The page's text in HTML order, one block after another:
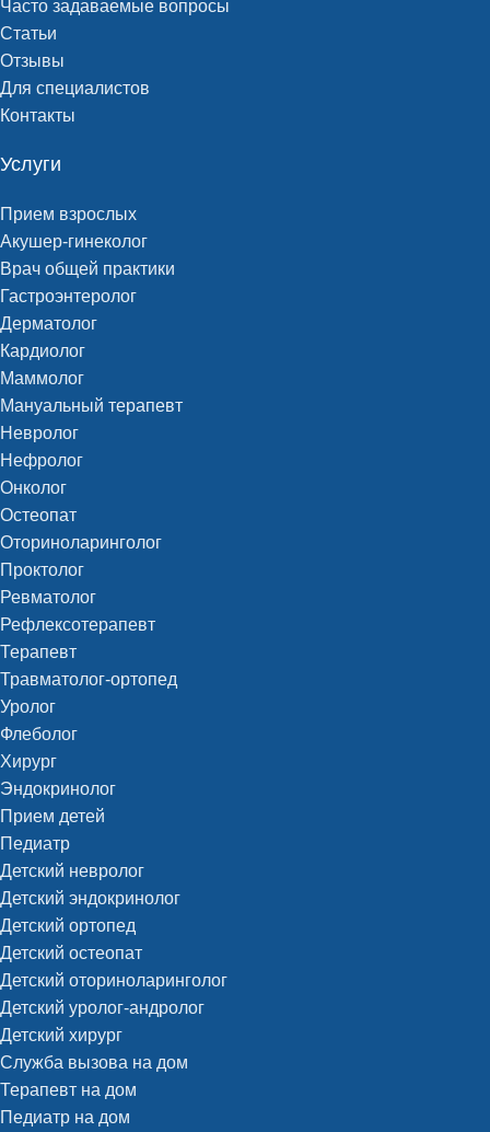
Часто задаваемые вопросы
Статьи
Отзывы
Для специалистов
Контакты
Услуги
Прием взрослых
Акушер-гинеколог
Врач общей практики
Гастроэнтеролог
Дерматолог
Кардиолог
Маммолог
Мануальный терапевт
Невролог
Нефролог
Онколог
Остеопат
Оториноларинголог
Проктолог
Ревматолог
Рефлексотерапевт
Терапевт
Травматолог-ортопед
Уролог
Флеболог
Хирург
Эндокринолог
Прием детей
Педиатр
Детский невролог
Детский эндокринолог
Детский ортопед
Детский остеопат
Детский оториноларинголог
Детский уролог-андролог
Детский хирург
Служба вызова на дом
Терапевт на дом
Педиатр на дом